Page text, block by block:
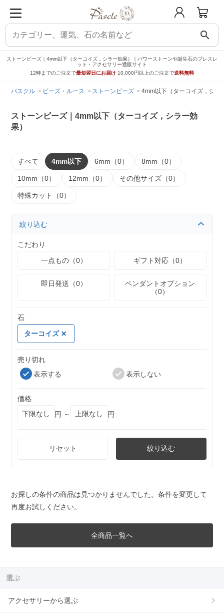
search
ストーンビーズ｜4mm以下（ターコイズ，シラー効果）｜パワーストーンや誕生石のブレスレ
ット・アクセサリー通販サイト
12時までのご注文で最短翌日にお届け 10,000円以上のご注文で送料無料
パスクル ビーズ・ルース ストーンビーズ 4mm以下（ターコイズ，シラ
ストーンビーズ｜4mm以下（ターコイズ，シラー効
果）
すべて 4mm以下 6mm（0） 8mm（0）
10mm（0） 12mm（0） その他サイズ（0）
特殊カット（0）
絞り込む
こだわり
一点もの（0）
ギフト対応（0）
即日発送（0）
ペンダントオプション
（0）
石
ターコイズ
売り切れ
表示する
表示しない
価格
円 ～
円
リセット 絞り込む
お探しの条件の商品は見つかりませんでした。条件を変更して
再度お試しください。
全商品一覧へ
選ぶ
アクセサリーから選ぶ